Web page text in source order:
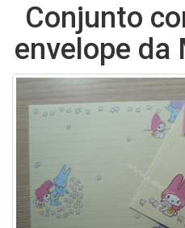
Conjunto
envelope da